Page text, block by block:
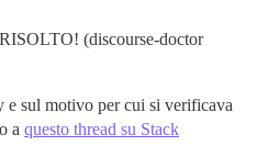
(discourse-doctor
e sul motivo per cui si verificava
a questo thread su Stack